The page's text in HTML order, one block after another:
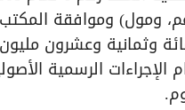
ومول) وموافقة
وثمانية وعشرون
الإجراءات الرسمية